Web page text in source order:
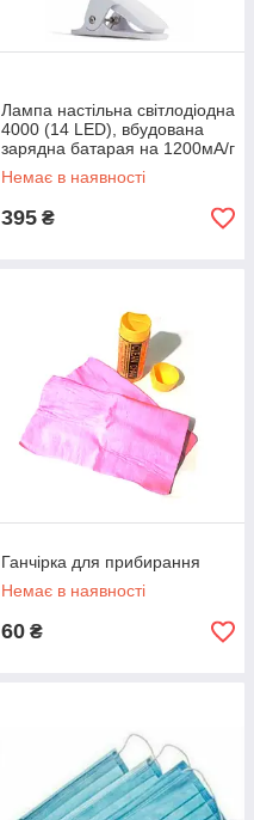
Лампа настільна світлодіодна
4000 (14 LED), вбудована
зарядна батарая на 1200мА/г
O74000
Немає в наявності
395 ₴
Ганчірка для прибирання
Немає в наявності
60 ₴